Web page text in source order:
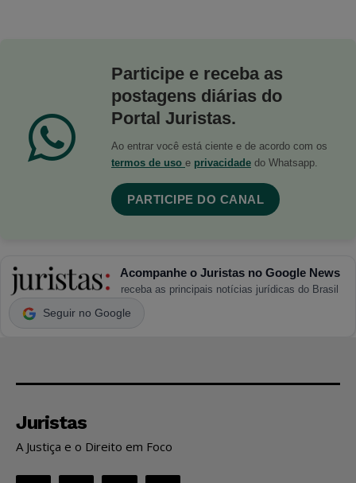
Participe e receba as
postagens diárias do
Portal Juristas.
Ao entrar você está ciente e de acordo com os
termos de uso e privacidade do Whatsapp.
PARTICIPE DO CANAL
Acompanhe o Juristas no Google News
receba as principais notícias jurídicas do Brasil
Seguir no Google
Juristas
A Justiça e o Direito em Foco